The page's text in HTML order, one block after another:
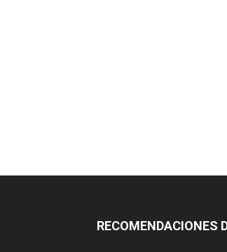
RECOMENDACIONES